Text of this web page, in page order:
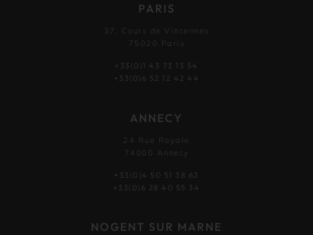
PARIS
37, Cours de Vincennes
75020 Paris
+33(0)1 43 73 13 54
+33(0)6 52 12 42 44
ANNECY
24 Rue Royale
74000 Annecy
+33(0)4 50 51 38 62
+33(0)6 28 40 55 34
NOGENT SUR MARNE